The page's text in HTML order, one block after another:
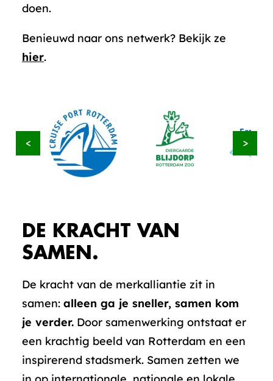
doen.
Benieuwd naar ons netwerk? Bekijk ze
hier.
< >
DE KRACHT VAN
SAMEN.
De kracht van de merkalliantie zit in
samen: alleen ga je sneller, samen kom
je verder. Door samenwerking ontstaat er
een krachtig beeld van Rotterdam en een
inspirerend stadsmerk. Samen zetten we